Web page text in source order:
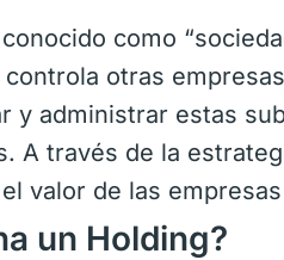
como
otras
y administrar estas
A través de la
valor de las
un Holding?